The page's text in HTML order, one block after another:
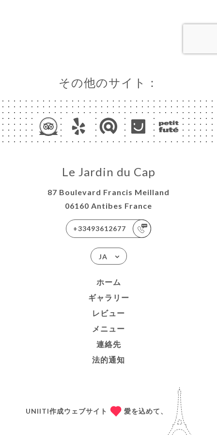
その他のサイト：
Le Jardin du Cap
87 Boulevard Francis Meilland
06160 Antibes France
+33493612677
JA
ホーム
ギャラリー
レビュー
メニュー
連絡先
法的通知
UNIITI作成ウェブサイト 愛を込めて、